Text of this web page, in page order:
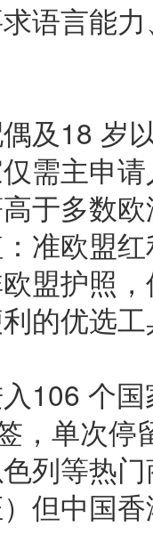
语言能
及18 岁
需主申
于多数
准欧盟
盟护照
的优选
106 个
，单次停
列等热
但中国